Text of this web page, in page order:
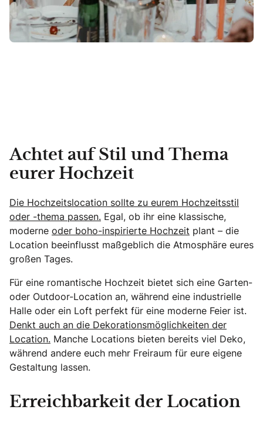
Achtet auf Stil und Thema
eurer Hochzeit
Die Hochzeitslocation sollte zu eurem Hochzeitsstil
oder -thema passen. Egal, ob ihr eine klassische,
moderne oder boho-inspirierte Hochzeit plant – die
Location beeinflusst maßgeblich die Atmosphäre eures
großen Tages.
Für eine romantische Hochzeit bietet sich eine Garten-
oder Outdoor-Location an, während eine industrielle
Halle oder ein Loft perfekt für eine moderne Feier ist.
Denkt auch an die Dekorationsmöglichkeiten der
Location. Manche Locations bieten bereits viel Deko,
während andere euch mehr Freiraum für eure eigene
Gestaltung lassen.
Erreichbarkeit der Location